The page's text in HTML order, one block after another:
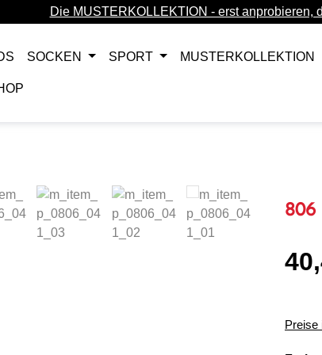
Die MUSTERKOLLEKTION - erst anprobieren,
SOCKEN SPORT MUSTERKOLLEKTION
Preise